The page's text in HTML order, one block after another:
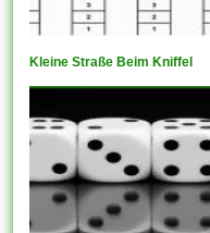
Kleine Straße Beim Kniffel